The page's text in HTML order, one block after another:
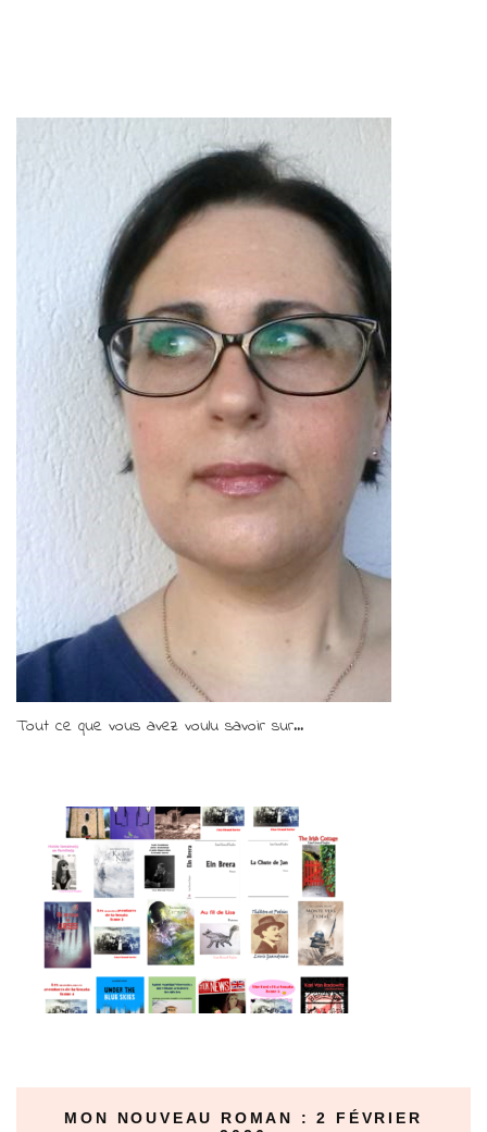
Tout ce que vous avez voulu savoir sur...
MON NOUVEAU ROMAN : 2 FÉVRIER